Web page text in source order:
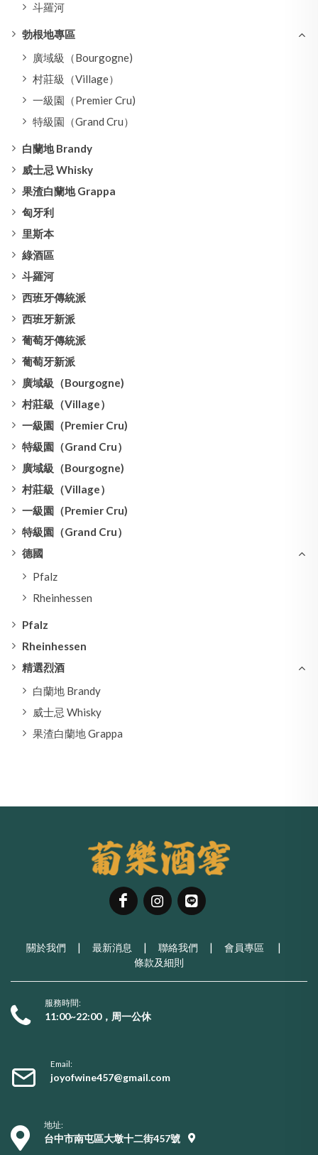
斗羅河
勃根地專區
廣域級（Bourgogne)
村莊級（Village）
一級園（Premier Cru)
特級園（Grand Cru）
白蘭地 Brandy
威士忌 Whisky
果渣白蘭地 Grappa
匈牙利
里斯本
綠酒區
斗羅河
西班牙傳統派
西班牙新派
葡萄牙傳統派
葡萄牙新派
廣域級（Bourgogne)
村莊級（Village）
一級園（Premier Cru)
特級園（Grand Cru）
廣域級（Bourgogne)
村莊級（Village）
一級園（Premier Cru)
特級園（Grand Cru）
德國
Pfalz
Rheinhessen
Pfalz
Rheinhessen
精選烈酒
白蘭地 Brandy
威士忌 Whisky
果渣白蘭地 Grappa
關於我們 | 最新消息 | 聯絡我們 | 會員專區
|
條款及細則
服務時間:
11:00~22:00，周一公休
Email:
joyofwine457@gmail.com
地址:
台中市南屯區大墩十二街457號